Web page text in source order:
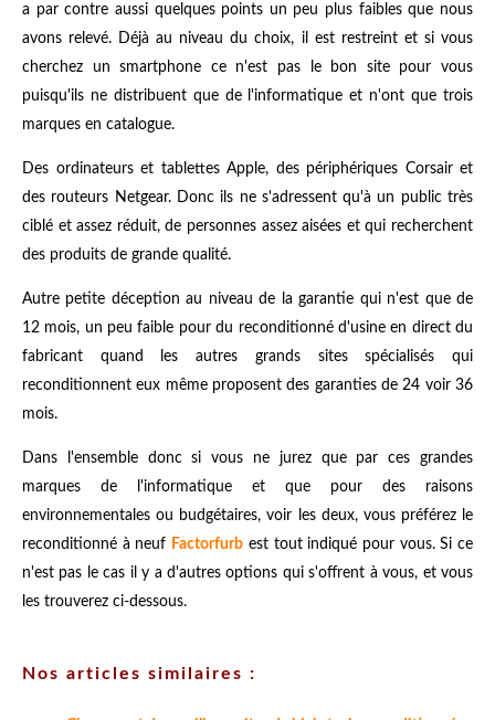
a par contre aussi quelques points un peu plus faibles que nous
avons relevé. Déjà au niveau du choix, il est restreint et si vous
cherchez un smartphone ce n'est pas le bon site pour vous
puisqu'ils ne distribuent que de l'informatique et n'ont que trois
marques en catalogue.
Des ordinateurs et tablettes Apple, des périphériques Corsair et
des routeurs Netgear. Donc ils ne s'adressent qu'à un public très
ciblé et assez réduit, de personnes assez aisées et qui recherchent
des produits de grande qualité.
Autre petite déception au niveau de la garantie qui n'est que de
12 mois, un peu faible pour du reconditionné d'usine en direct du
fabricant quand les autres grands sites spécialisés qui
reconditionnent eux même proposent des garanties de 24 voir 36
mois.
Dans l'ensemble donc si vous ne jurez que par ces grandes
marques de l'informatique et que pour des raisons
environnementales ou budgétaires, voir les deux, vous préférez le
reconditionné à neuf Factorfurb est tout indiqué pour vous. Si ce
n'est pas le cas il y a d'autres options qui s'offrent à vous, et vous
les trouverez ci-dessous.
Nos articles similaires :